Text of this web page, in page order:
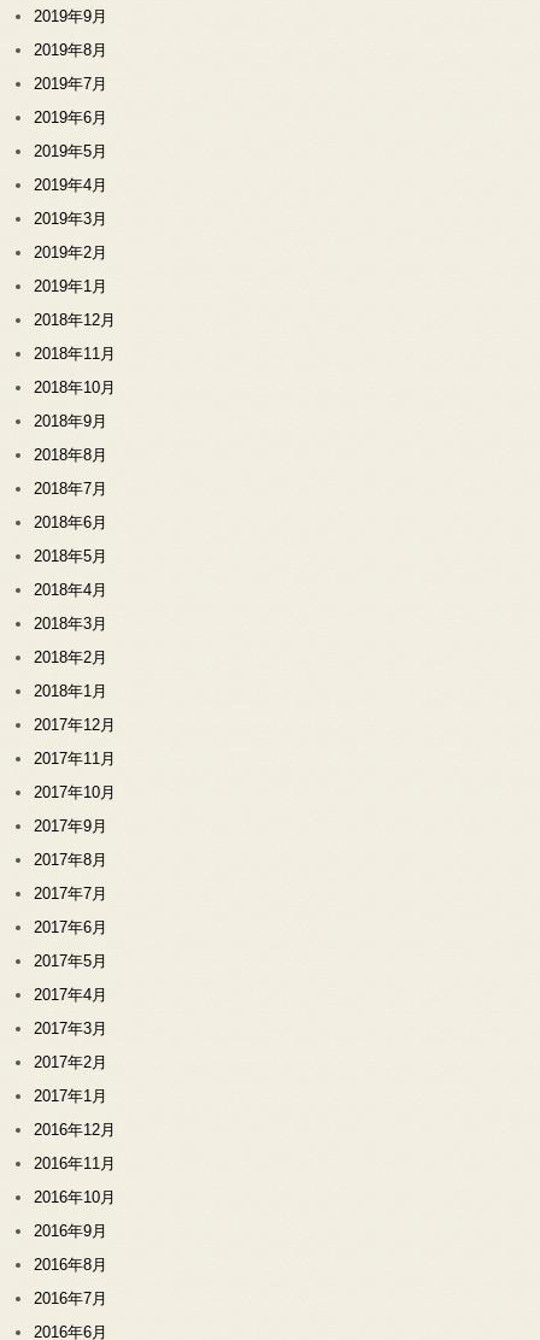
2019年9月
2019年8月
2019年7月
2019年6月
2019年5月
2019年4月
2019年3月
2019年2月
2019年1月
2018年12月
2018年11月
2018年10月
2018年9月
2018年8月
2018年7月
2018年6月
2018年5月
2018年4月
2018年3月
2018年2月
2018年1月
2017年12月
2017年11月
2017年10月
2017年9月
2017年8月
2017年7月
2017年6月
2017年5月
2017年4月
2017年3月
2017年2月
2017年1月
2016年12月
2016年11月
2016年10月
2016年9月
2016年8月
2016年7月
2016年6月